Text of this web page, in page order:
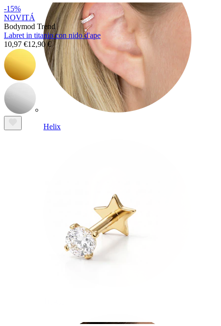
Helix
-15%
NOVITÁ
Bodymod Trend
Labret in titanio con nido d'ape
10,97 €12,90 €